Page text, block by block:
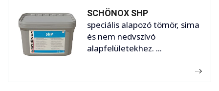
SCHÖNOX SHP
speciális alapozó tömör, sima
és nem nedvszívó
alapfelületekhez. ...